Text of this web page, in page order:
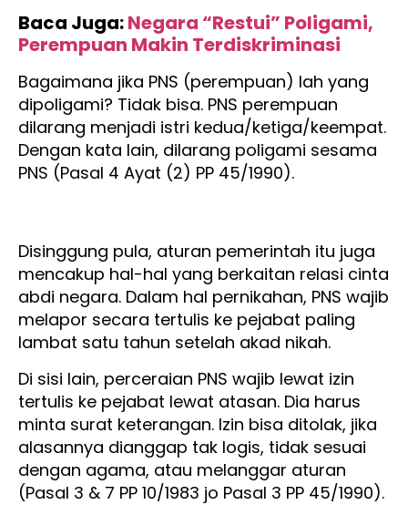
Baca Juga:Negara “Restui” Poligami,
Perempuan Makin Terdiskriminasi
Bagaimana jika PNS (perempuan) lah yang
dipoligami? Tidak bisa. PNS perempuan
dilarang menjadi istri kedua/ketiga/keempat.
Dengan kata lain, dilarang poligami sesama
PNS (Pasal 4 Ayat (2) PP 45/1990).
Disinggung pula, aturan pemerintah itu juga
mencakup hal-hal yang berkaitan relasi cinta
abdi negara. Dalam hal pernikahan, PNS wajib
melapor secara tertulis ke pejabat paling
lambat satu tahun setelah akad nikah.
Di sisi lain, perceraian PNS wajib lewat izin
tertulis ke pejabat lewat atasan. Dia harus
minta surat keterangan. Izin bisa ditolak, jika
alasannya dianggap tak logis, tidak sesuai
dengan agama, atau melanggar aturan
(Pasal 3 & 7 PP 10/1983 jo Pasal 3 PP 45/1990).